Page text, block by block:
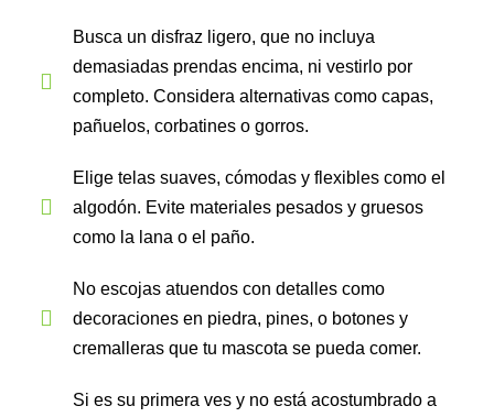
Busca un disfraz ligero, que no incluya
demasiadas prendas encima, ni vestirlo por
completo. Considera alternativas como capas,
pañuelos, corbatines o gorros.
Elige telas suaves, cómodas y flexibles como el
algodón. Evite materiales pesados y gruesos
como la lana o el paño.
No escojas atuendos con detalles como
decoraciones en piedra, pines, o botones y
cremalleras que tu mascota se pueda comer.
Si es su primera ves y no está acostumbrado a